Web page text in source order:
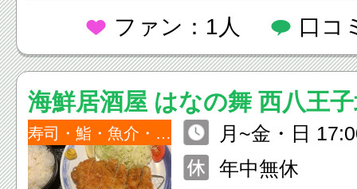
ファン：1人 口コ
海鮮居酒屋 はなの舞 西八王
寿司・鮨・魚介・海鮮
月~金・日
O.2:00） 土・祝前日 17:00~
年中無休